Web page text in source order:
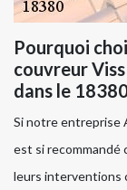
Pourquoi
couvreur
dans le
Si notre entreprise
est si recommandé
leurs interventions